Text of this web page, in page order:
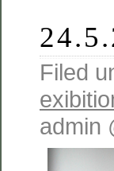
Filed
admin